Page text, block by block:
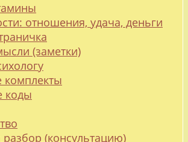
отношения, удача, деньги
(заметки)
коды
(консультацию)